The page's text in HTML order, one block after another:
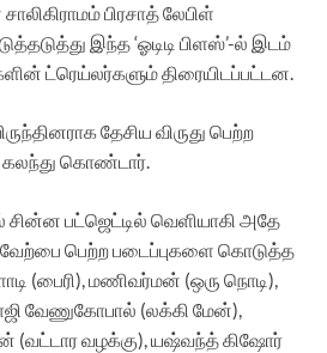
பிரசாத் லேபிள்
இந்த ‘ஓடிடி பிளஸ்’-ல் இடம்
ட்ரெய்லர்களும் திரையிடப்பட்டன.
தேசிய விருது பெற்ற
கலந்து கொண்டார்.
சின்ன பட்ஜெட்டில் வெளியாகி அதே
பெற்ற படைப்புகளை கொடுத்த
(பைரி), மணிவர்மன் (ஒரு நொடி),
வேணுகோபால் (லக்கி மேன்),
(வட்டார வழக்கு), யஷ்வந்த் கிஷோர்